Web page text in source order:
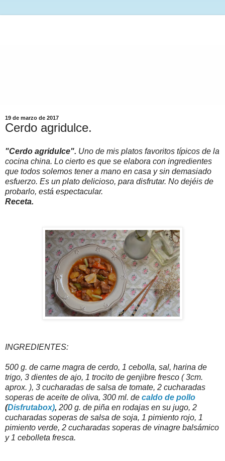
19 de marzo de 2017
Cerdo agridulce.
"Cerdo agridulce". Uno de mis platos favoritos típicos de la
cocina china. Lo cierto es que se elabora con ingredientes
que todos solemos tener a mano en casa y sin demasiado
esfuerzo. Es un plato delicioso, para disfrutar. No dejéis de
probarlo, está espectacular.
Receta.
INGREDIENTES:
500 g. de carne magra de cerdo, 1 cebolla, sal, harina de
trigo, 3 dientes de ajo, 1 trocito de genjibre fresco ( 3cm.
aprox. ), 3 cucharadas de salsa de tomate, 2 cucharadas
soperas de aceite de oliva, 300 ml. de caldo de pollo
(Disfrutabox), 200 g. de piña en rodajas en su jugo, 2
cucharadas soperas de salsa de soja, 1 pimiento rojo, 1
pimiento verde, 2 cucharadas soperas de vinagre balsámico
y 1 cebolleta fresca.